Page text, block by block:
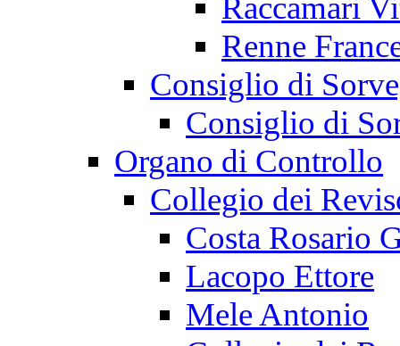
Raccamari
Renne
Consiglio di
Consiglio di
Organo di Controllo
Collegio dei
Costa Rosario
Lacopo Ettore
Mele Antonio